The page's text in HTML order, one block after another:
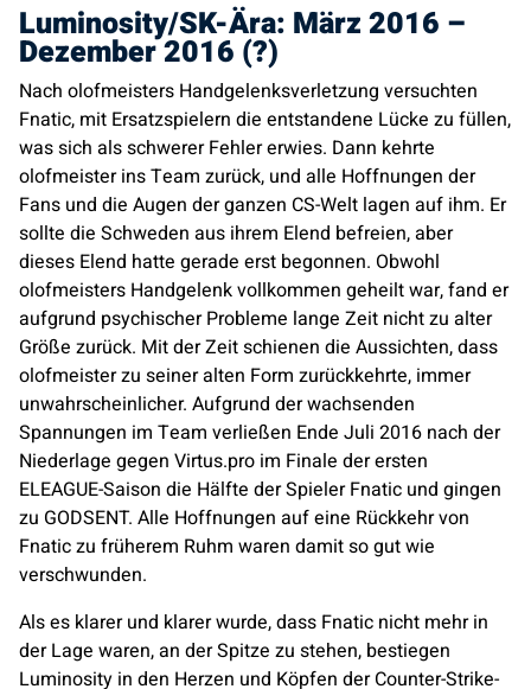
Luminosity/SK-Ära: März 2016 –
Dezember 2016 (?)
Nach olofmeisters Handgelenksverletzung versuchten
Fnatic, mit Ersatzspielern die entstandene Lücke zu füllen,
was sich als schwerer Fehler erwies. Dann kehrte
olofmeister ins Team zurück, und alle Hoffnungen der
Fans und die Augen der ganzen CS-Welt lagen auf ihm. Er
sollte die Schweden aus ihrem Elend befreien, aber
dieses Elend hatte gerade erst begonnen. Obwohl
olofmeisters Handgelenk vollkommen geheilt war, fand er
aufgrund psychischer Probleme lange Zeit nicht zu alter
Größe zurück. Mit der Zeit schienen die Aussichten, dass
olofmeister zu seiner alten Form zurückkehrte, immer
unwahrscheinlicher. Aufgrund der wachsenden
Spannungen im Team verließen Ende Juli 2016 nach der
Niederlage gegen Virtus.pro im Finale der ersten
ELEAGUE-Saison die Hälfte der SpielerFnatic und gingen
zu GODSENT. Alle Hoffnungen auf eine Rückkehr von
Fnaticzu früherem Ruhm waren damit so gut wie
verschwunden.
Als es klarer und klarer wurde, dass Fnatic nicht mehr in
der Lage waren, an der Spitze zu stehen, bestiegen
Luminosity in den Herzen und Köpfen der Counter-Strike-